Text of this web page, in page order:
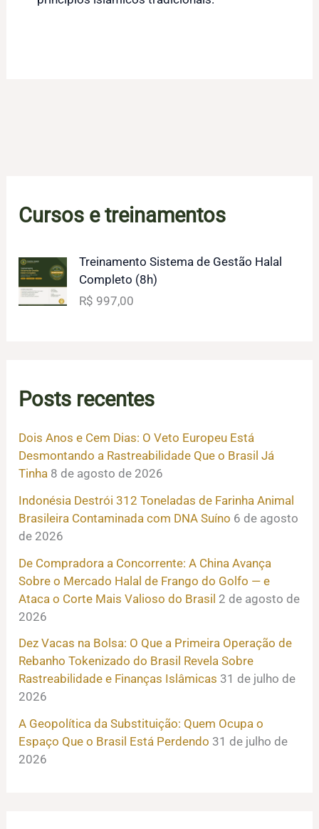
Cursos e treinamentos
Treinamento Sistema de Gestão Halal
Completo (8h)
R$ 997,00
Posts recentes
Dois Anos e Cem Dias: O Veto Europeu Está
Desmontando a Rastreabilidade Que o Brasil Já
Tinha 8 de agosto de 2026
Indonésia Destrói 312 Toneladas de Farinha Animal
Brasileira Contaminada com DNA Suíno 6 de agosto
de 2026
De Compradora a Concorrente: A China Avança
Sobre o Mercado Halal de Frango do Golfo — e
Ataca o Corte Mais Valioso do Brasil 2 de agosto de
2026
Dez Vacas na Bolsa: O Que a Primeira Operação de
Rebanho Tokenizado do Brasil Revela Sobre
Rastreabilidade e Finanças Islâmicas 31 de julho de
2026
A Geopolítica da Substituição: Quem Ocupa o
Espaço Que o Brasil Está Perdendo 31 de julho de
2026